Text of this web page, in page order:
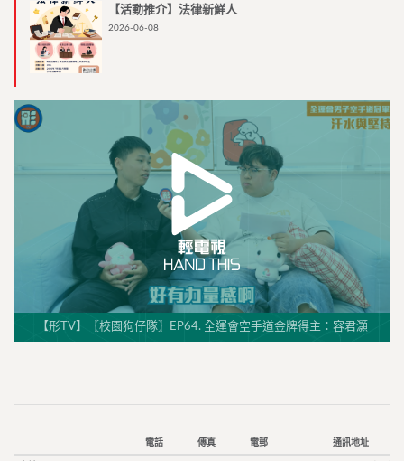
【活動推介】法律新鮮人
2026-06-08
【形TV】〖校園狗仔隊〗EP64. 全運會空手道金牌得主：容君灝
電話 傳真 電郵 通訊地址